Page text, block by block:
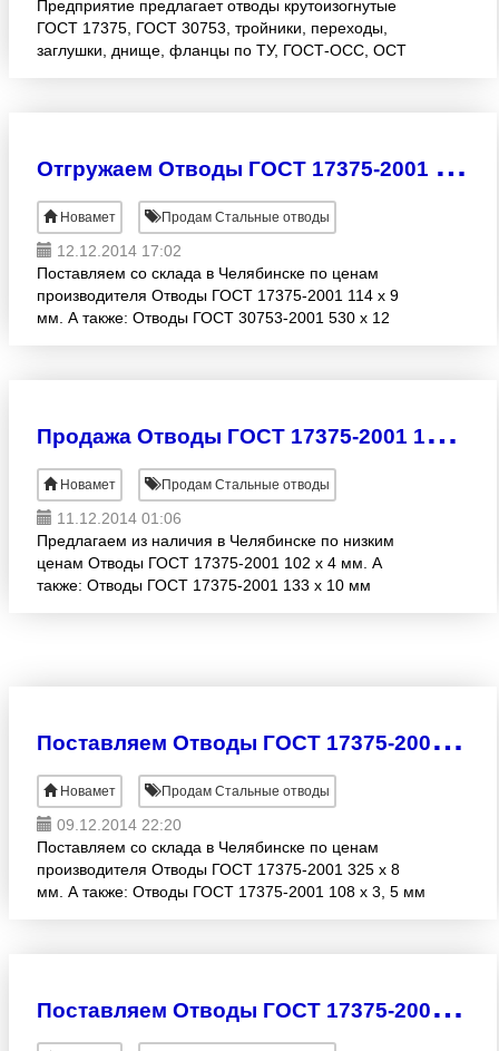
Предприятие предлагает отводы крутоизогнутые
ГОСТ 17375, ГОСТ 30753, тройники, переходы,
заглушки, днище, фланцы по ТУ, ГОСТ-ОСС, ОСТ
О
тгружаем Отводы ГОСТ 17375-2001 114 х 9 мм со склада в Челябинске
Новамет Продам Стальные отводы
12.12.2014 17:02
Поставляем со склада в Челябинске по ценам
производителя Отводы ГОСТ 17375-2001 114 х 9
мм. А также: Отводы ГОСТ 30753-2001 530 х 12
П
родажа Отводы ГОСТ 17375-2001 102 х 4 мм по ценам производителя
Новамет Продам Стальные отводы
11.12.2014 01:06
Предлагаем из наличия в Челябинске по низким
ценам Отводы ГОСТ 17375-2001 102 х 4 мм. А
также: Отводы ГОСТ 17375-2001 133 х 10 мм
П
оставляем Отводы ГОСТ 17375-2001 325 х 8 мм по ценам производителя
Новамет Продам Стальные отводы
09.12.2014 22:20
Поставляем со склада в Челябинске по ценам
производителя Отводы ГОСТ 17375-2001 325 х 8
мм. А также: Отводы ГОСТ 17375-2001 108 х 3, 5 мм
П
оставляем Отводы ГОСТ 17375-2001 89 х 8 мм собственного производства